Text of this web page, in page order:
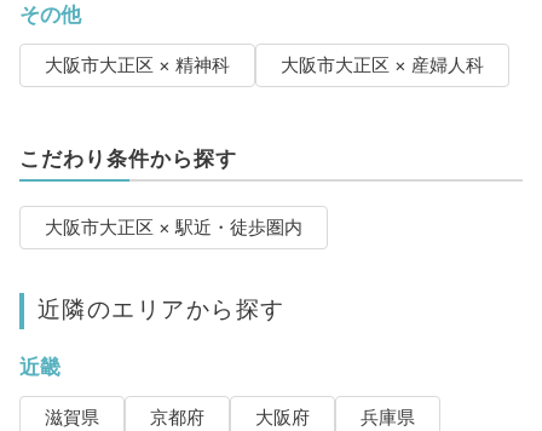
その他
大阪市大正区 × 精神科 大阪市大正区 × 産婦人科
こだわり条件から探す
大阪市大正区 × 駅近・徒歩圏内
近隣のエリアから探す
近畿
滋賀県 京都府 大阪府
兵庫県